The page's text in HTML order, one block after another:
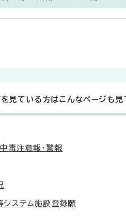
を見ている方はこんなページも見
毒注意報・警報
システム施設登録願